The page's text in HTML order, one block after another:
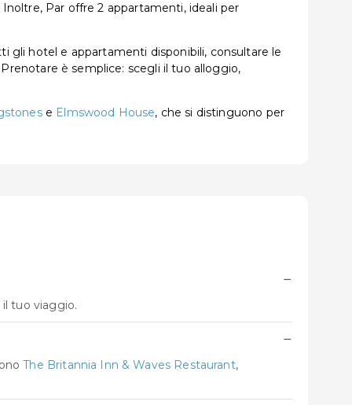
Par offre 2 appartamenti, ideali per
gli hotel e appartamenti disponibili, consultare le
è semplice: scegli il tuo alloggio,
e Elmswood House, che si distinguono per
−
tuo viaggio.
−
The Britannia Inn & Waves Restaurant,